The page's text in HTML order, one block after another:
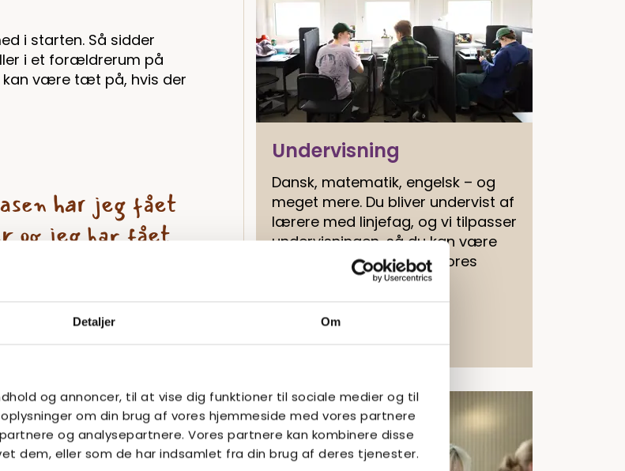
Detaljer Om
og annoncer, til at vise dig funktioner til sociale medier og til
om din brug af vores hjemmeside med vores partnere
og analysepartnere. Vores partnere kan kombinere disse
dem, eller som de har indsamlet fra din brug af deres tjenester.
i starten. Så sidder
i et forældrerum på
kan være tæt på, hvis der
har jeg fået
og jeg har fået
igen..."
16 år
Undervisning
Dansk, matematik, engelsk – og
meget mere. Du bliver undervist af
lærere med linjefag, og vi tilpasser
undervisningen, så du kan være
med. Langt de fleste af vores
elever tager 9. klasses
afgangsprøve.